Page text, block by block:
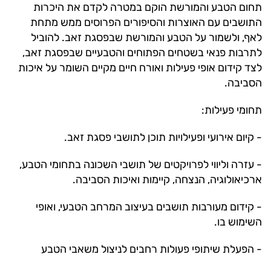
תחום הטבע והמורשת הוקם במטרה לקדם את היכרות
התושבים עם האוצרות והסיפורים הפרוסים ממש מתחת
לאף, ולשמור על הטבע והמורשת שבפסגת זאב. להוביל
לתרבות פנאי בשטחים הפתוחים והטבעיים שבפסגת זאב,
לצד קידום אופי פעילות ואורח חיים מקיים השומר על איכות
הסביבה.
תחומי פעילות:
- קיום אירועי ופעילויות תוכן לתושבי פסגת זאב.
- עזרה וליווי לפרויקטים של תושבי השכונה בתחומי הטבע,
ארכיאולוגיה, הנצחה, קיימות ואיכות הסביבה.
- קידום מעורבות תושבים בעיצוב המרחב הטבעי, ואופי
השימוש בו.
- הפעלת שיתופי פעולות רחבים לניצול משאבי הטבע